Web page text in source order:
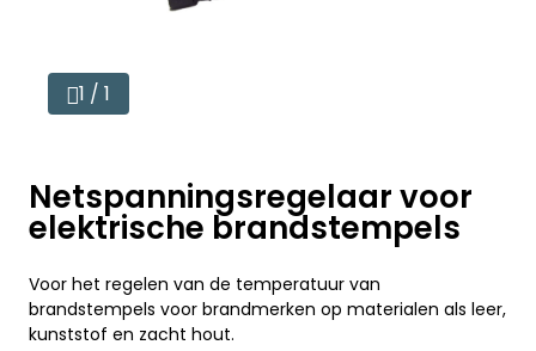
1 / 1
Netspanningsregelaar voor
elektrische brandstempels
Voor het regelen van de temperatuur van
brandstempels voor brandmerken op materialen als leer,
kunststof en zacht hout.